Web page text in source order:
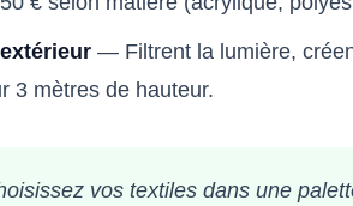
— Filtrent la lumière,
3 mètres de hauteur.
vos textiles dans une